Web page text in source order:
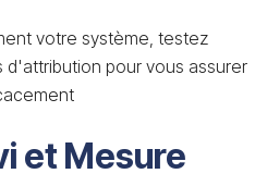
votre système, testez
d'attribution pour vous assurer
et Mesure